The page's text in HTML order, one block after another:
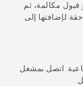
قبول مكالمة، ثم
لإضافتها إلى
اتصل بمشغل